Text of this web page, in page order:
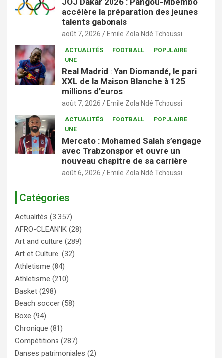
accélère la préparation des jeunes
talents gabonais
août 7, 2026 Emile Zola Ndé Tchoussi
ACTUALITÉS FOOTBALL
POPULAIRE
UNE
Real Madrid : Yan Diomandé, le pari
XXL de la Maison Blanche à 125
millions d’euros
août 7, 2026 Emile Zola Ndé Tchoussi
ACTUALITÉS FOOTBALL
POPULAIRE
UNE
Mercato : Mohamed Salah s’engage
avec Trabzonspor et ouvre un
nouveau chapitre de sa carrière
août 6, 2026 Emile Zola Ndé Tchoussi
Catégories
Actualités (3 357)
AFRO-CLEAN’IK (28)
Art and culture (289)
Art et Culture. (32)
Athletisme (84)
Athletisme (210)
Basket (298)
Beach soccer (58)
Boxe (94)
Chronique (81)
Compétitions (287)
Danses patrimoniales (2)